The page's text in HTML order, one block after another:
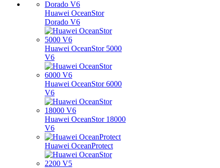
Huawei OceanStor
Dorado V6
Huawei OceanStor 5000
V6
Huawei OceanStor 6000
V6
Huawei OceanStor 18000
V6
Huawei OceanProtect